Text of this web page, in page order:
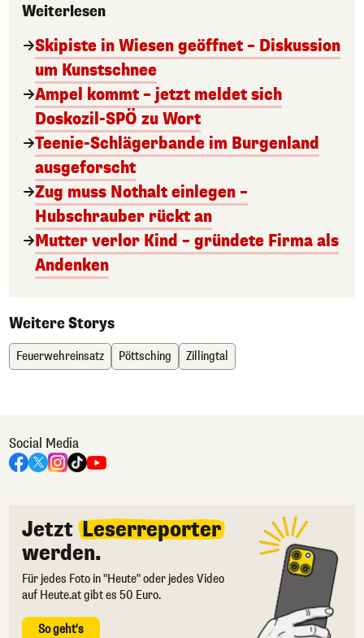
Weiterlesen
Skipiste in Wiesen geöffnet – Diskussion
um Kunstschnee
Ampel kommt – jetzt meldet sich
Doskozil-SPÖ zu Wort
Teenie-Schlägerbande im Burgenland
ausgeforscht
Zug muss Nothalt einlegen –
Hubschrauber rückt an
Mutter verlor Kind – gründete Firma als
Andenken
Weitere Storys
Feuerwehreinsatz Pöttsching Zillingtal
Social Media
Jetzt Leserreporter
werden.
Für jedes Foto in "Heute" oder jedes Video
auf Heute.at gibt es 50 Euro.
So geht's